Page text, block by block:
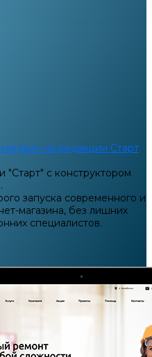
на редакции Старт
"Старт" с конструктором
запуска современного и
магазина, без лишних
специалистов.